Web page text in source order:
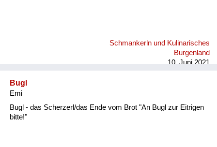
Schmankerln und Kulinarisches
Burgenland
10. Juni 2021
Bugl
Emi
Bugl - das Scherzerl/das Ende vom Brot "An Bugl zur Eitrigen
bitte!"